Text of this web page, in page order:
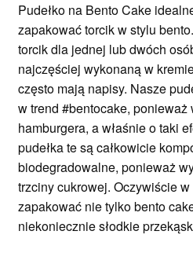
Pudełko na Bento Cake
zapakować torcik w stylu
torcik dla jednej lub dwóch
najczęściej wykonaną w
często mają napisy. Nasze
w trend #bentocake, ponieważ
hamburgera, a właśnie o taki
pudełka te są całkowicie
biodegradowalne, ponieważ
trzciny cukrowej. Oczywiście w
zapakować nie tylko bento
niekoniecznie słodkie